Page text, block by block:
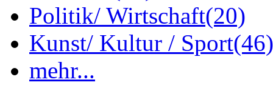
Politik/ Wirtschaft(20)
Kunst/ Kultur / Sport(46)
mehr...